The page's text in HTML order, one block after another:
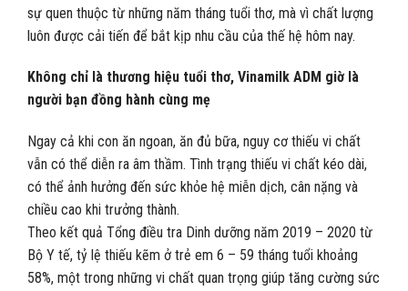
sự quen thuộc từ những năm tháng tuổi thơ, mà vì chất lượng
luôn được cải tiến để bắt kịp nhu cầu của thế hệ hôm nay.
Không chỉ là thương hiệu tuổi thơ, Vinamilk ADM giờ là
người bạn đồng hành cùng mẹ
Ngay cả khi con ăn ngoan, ăn đủ bữa, nguy cơ thiếu vi chất
vẫn có thể diễn ra âm thầm. Tình trạng thiếu vi chất kéo dài,
có thể ảnh hưởng đến sức khỏe hệ miễn dịch, cân nặng và
chiều cao khi trưởng thành.
Theo kết quả Tổng điều tra Dinh dưỡng năm 2019 – 2020 từ
Bộ Y tế, tỷ lệ thiếu kẽm ở trẻ em 6 – 59 tháng tuổi khoảng
58%, một trong những vi chất quan trọng giúp tăng cường sức